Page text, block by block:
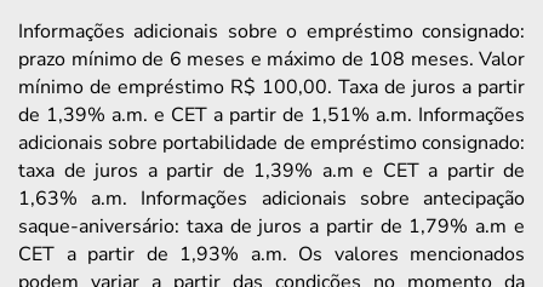
Informações adicionais sobre o empréstimo consignado:
prazo mínimo de 6 meses e máximo de 108 meses. Valor
mínimo de empréstimo R$ 100,00. Taxa de juros a partir
de 1,39% a.m. e CET a partir de 1,51% a.m. Informações
adicionais sobre portabilidade de empréstimo consignado:
taxa de juros a partir de 1,39% a.m e CET a partir de
1,63% a.m. Informações adicionais sobre antecipação
saque-aniversário: taxa de juros a partir de 1,79% a.m e
CET a partir de 1,93% a.m. Os valores mencionados